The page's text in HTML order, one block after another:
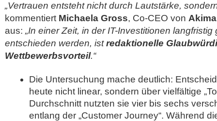
„Vertrauen entsteht nicht durch Lautstärke,
kommentiert Michaela Gross, Co-CEO von
aus: „In einer Zeit, in der IT-Investitionen
entschieden werden, istredaktionelle
Wettbewerbsvorteil.“
Die Untersuchung mache deutlich:
heute nicht linear, sondern über vielfältige
Durchschnitt nutzten sie vier bis sechs
entlang der „Customer Journey“. Während